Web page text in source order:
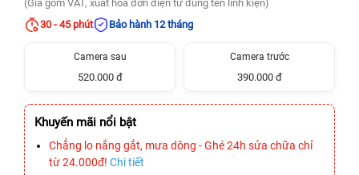
(Giá gồm VAT, xuất hóa đơn điện tử đúng tên linh kiện)
30 - 45 phút
Bảo hành 12 tháng
Camera sau
520.000 đ
Camera trước
390.000 đ
Khuyến mãi nổi bật
Chẳng lo nắng gắt, mưa dông - Ghé 24h sửa chữa chỉ
từ 24.000đ! Chi tiết